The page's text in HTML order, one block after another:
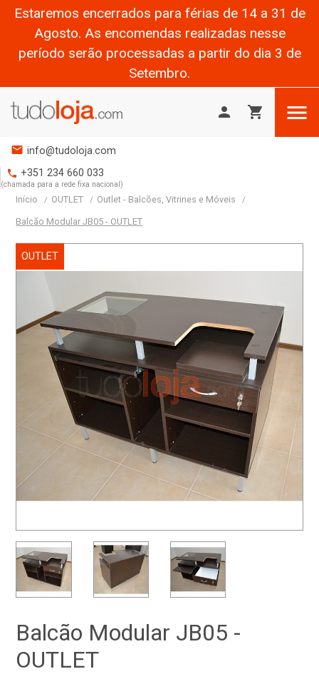
Estaremos encerrados para férias de 14 a 31 de
Agosto. As encomendas realizadas nesse
período serão processadas a partir do dia 3 de
Setembro.
person shopping_cart 
mail info@tudoloja.com
phone +351 234 660 033
(chamada para a rede fixa nacional)
Início OUTLET Outlet - Balcões, Vitrines e Móveis
Balcão Modular JB05 - OUTLET
OUTLET
Balcão Modular JB05 -
OUTLET